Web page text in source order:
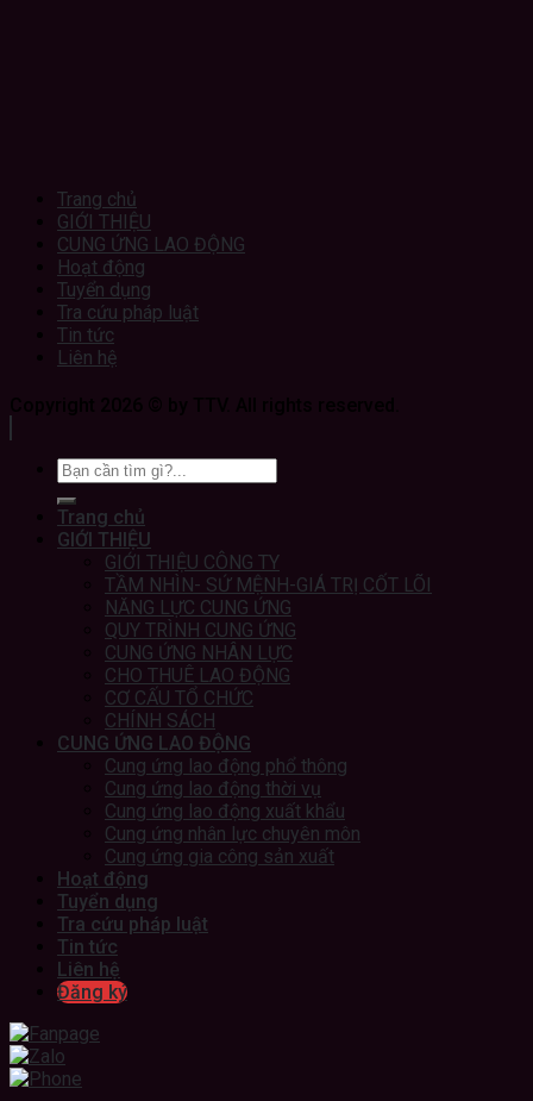
Trang chủ
GIỚI THIỆU
CUNG ỨNG LAO ĐỘNG
Hoạt động
Tuyển dụng
Tra cứu pháp luật
Tin tức
Liên hệ
Trang chủ
GIỚI THIỆU
GIỚI THIỆU CÔNG TY
TẦM NHÌN- SỨ MỆNH-GIÁ TRỊ CỐT LÕI
NĂNG LỰC CUNG ỨNG
QUY TRÌNH CUNG ỨNG
CUNG ỨNG NHÂN LỰC
CHO THUÊ LAO ĐỘNG
CƠ CẤU TỔ CHỨC
CHÍNH SÁCH
CUNG ỨNG LAO ĐỘNG
Cung ứng lao động phổ thông
Cung ứng lao động thời vụ
Cung ứng lao động xuất khẩu
Cung ứng nhân lực chuyên môn
Cung ứng gia công sản xuất
Hoạt động
Tuyển dụng
Tra cứu pháp luật
Tin tức
Liên hệ
Đăng ký